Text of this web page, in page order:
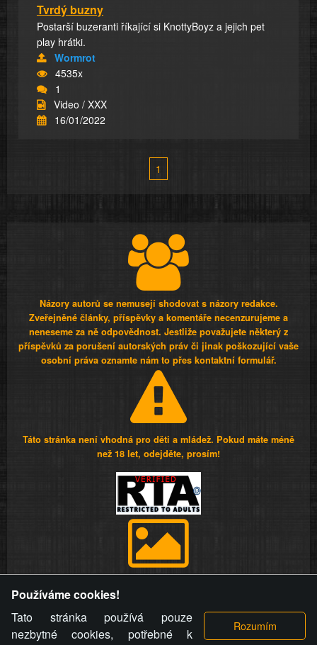
Tvrdý buzny
Postarší buzeranti říkající si KnottyBoyz a jejich pet
play hrátki.
Wormrot
4535x
1
Video / XXX
16/01/2022
1
Názory autorů se nemusejí shodovat s názory redakce.
Zveřejněné články, příspěvky a komentáře necenzurujeme a
neneseme za ně odpovědnost. Jestliže považujete některý z
příspěvků za porušení autorských práv či jinak poškozující vaše
osobní práva oznamte nám to přes kontaktní formulář.
Táto stránka není vhodná pro děti a mládež. Pokud máte méně
než 18 let, odejděte, prosím!
videa a komentáře. Osoba, které se toto opatření provozovatele
stránky týče, ani osoba, která umístila fotografii nebo video na
stránku, nemůže z důvodu odstranění fotografie, videa nebo
komentáře pro výše uvedenou okolnost uplatnit vůči
Používáme cookies!
Tato stránka používá pouze
nezbytné cookies, potřebné k